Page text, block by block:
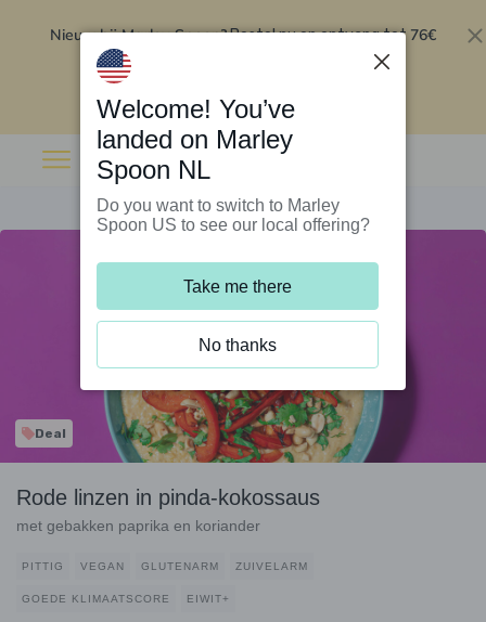
Nieuw bij Marley Spoon?Bestel nu en ontvang tot 76€
Deal
Rode linzen in pinda-kokossaus
met gebakken paprika en koriander
PITTIG VEGAN GLUTENARM ZUIVELARM
GOEDE KLIMAATSCORE EIWIT+
Welcome! You’ve
landed on Marley
Spoon NL
Do you want to switch to Marley
Spoon US to see our local offering?
Take me there
No thanks